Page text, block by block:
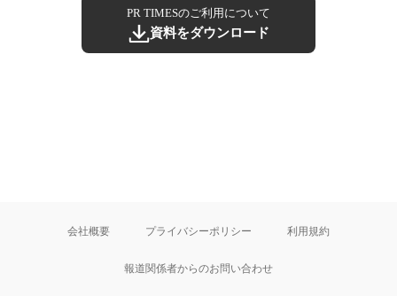
PR TIMESのご利用について
資料をダウンロード
会社概要 プライバシーポリシー 利用規約
報道関係者からのお問い合わせ